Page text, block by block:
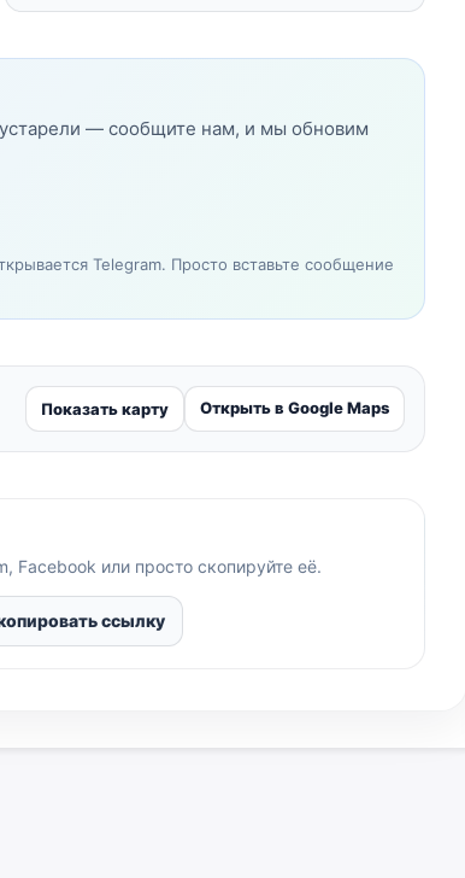
— сообщите нам, и мы обновим
Telegram. Просто вставьте сообщение
Показать карту Открыть в Google Maps
Facebook или просто скопируйте её.
ссылку